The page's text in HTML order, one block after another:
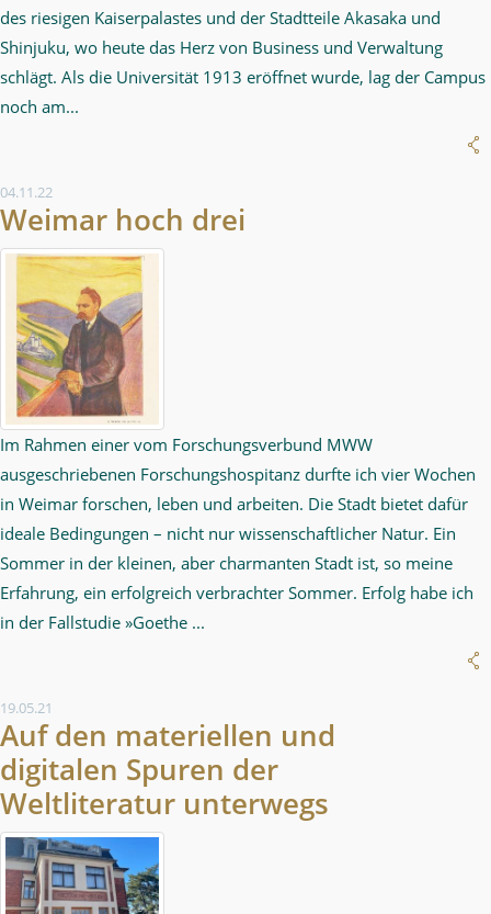
des riesigen Kaiserpalastes und der Stadtteile Akasaka und
Shinjuku, wo heute das Herz von Business und Verwaltung
schlägt. Als die Universität 1913 eröffnet wurde, lag der Campus
noch am...
04.11.22
Weimar hoch drei
Im Rahmen einer vom Forschungsverbund MWW
ausgeschriebenen Forschungshospitanz durfte ich vier Wochen
in Weimar forschen, leben und arbeiten. Die Stadt bietet dafür
ideale Bedingungen – nicht nur wissenschaftlicher Natur. Ein
Sommer in der kleinen, aber charmanten Stadt ist, so meine
Erfahrung, ein erfolgreich verbrachter Sommer. Erfolg habe ich
in der Fallstudie »Goethe ...
19.05.21
Auf den materiellen und
digitalen Spuren der
Weltliteratur unterwegs